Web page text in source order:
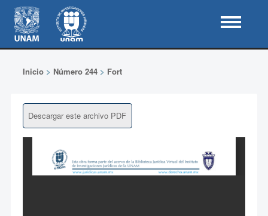
Inicio> Número 244> Fort
Descargar este archivo PDF